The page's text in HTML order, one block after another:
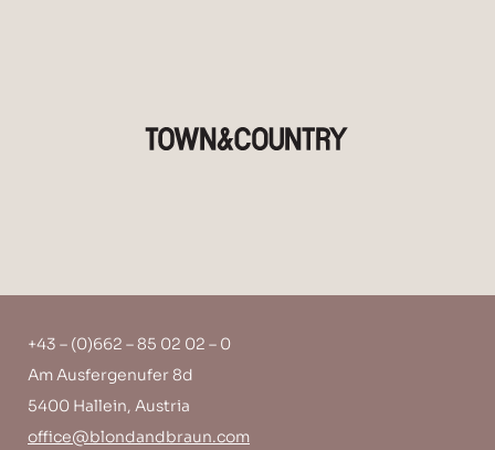
+43 – (0)662 – 85 02 02 – 0
Am Ausfergenufer 8d
5400 Hallein, Austria
office@blondandbraun.com